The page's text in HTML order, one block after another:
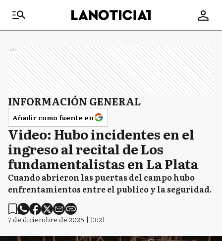
Ads
INFORMACIÓN GENERAL
Añadir como fuente en
Video: Hubo incidentes en el
ingreso al recital de Los
fundamentalistas en La Plata
Cuando abrieron las puertas del campo hubo
enfrentamientos entre el publico y la seguridad.
7 de diciembre de 2025 | 13:21